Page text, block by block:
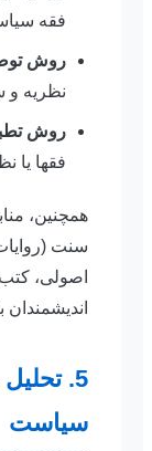
فقه
روش
نظریه و
روش
فقها یا
همچنین،
سنت
اصولی،
اندیشمندان
5.
سیاست